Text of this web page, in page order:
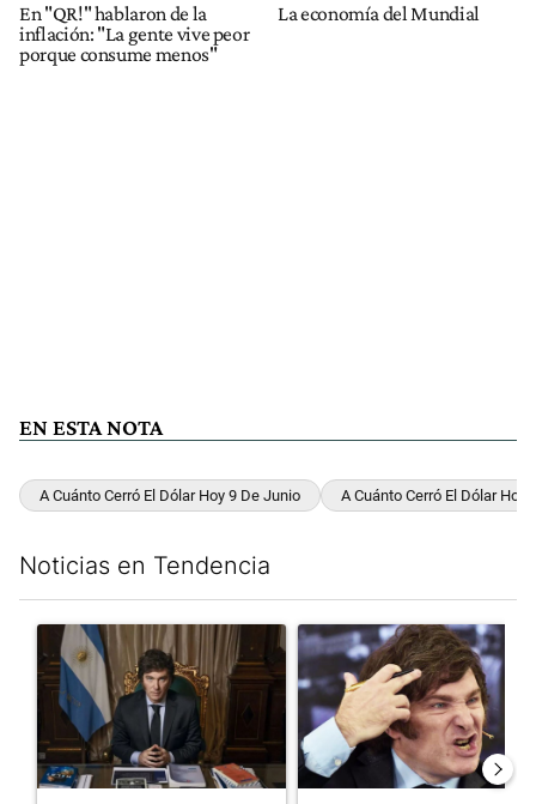
En "QR!" hablaron de la
inflación: "La gente vive peor
porque consume menos"
La economía del Mundial
EN ESTA NOTA
A Cuánto Cerró El Dólar Hoy 9 De Junio A Cuánto Cerró El Dólar Hoy
Noticias en Tendencia
Un artículo de tendencia con el título "Milei, listo para 'atajar'
Un artículo de tendencia con